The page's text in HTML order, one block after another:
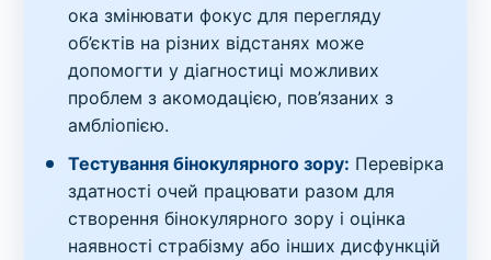
ока змінювати фокус для перегляду
об’єктів на різних відстанях може
допомогти у діагностиці можливих
проблем з акомодацією, пов’язаних з
амбліопією.
Тестування бінокулярного зору: Перевірка
здатності очей працювати разом для
створення бінокулярного зору і оцінка
наявності страбізму або інших дисфункцій